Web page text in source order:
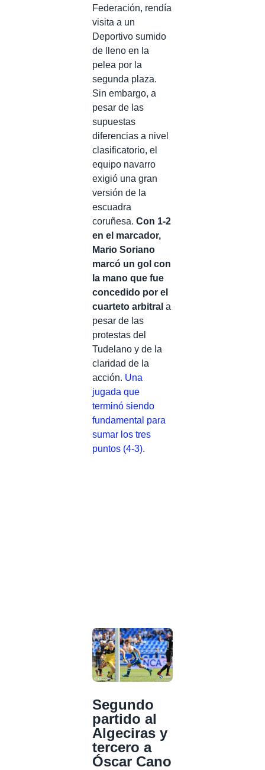
Federación, rendía
visita a un
Deportivo sumido
de lleno en la
pelea por la
segunda plaza.
Sin embargo, a
pesar de las
supuestas
diferencias a nivel
clasificatorio, el
equipo navarro
exigió una gran
versión de la
escuadra
coruñesa. Con 1-2
en el marcador,
Mario Soriano
marcó un gol con
la mano que fue
concedido por el
cuarteto arbitral a
pesar de las
protestas del
Tudelano y de la
claridad de la
acción. Una
jugada que
terminó siendo
fundamental para
sumar los tres
puntos (4-3).
Segundo
partido al
Algeciras y
tercero a
Óscar Cano